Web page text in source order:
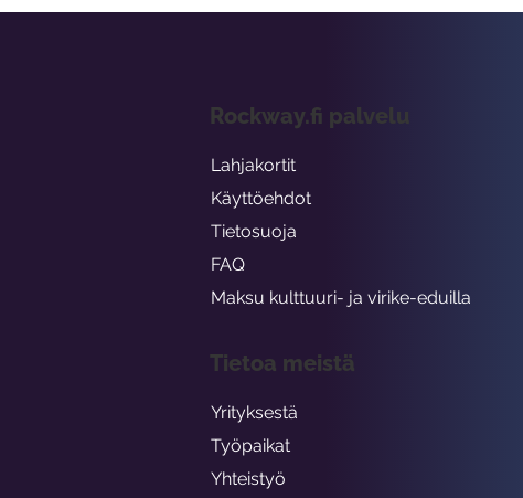
Rockway.fi palvelu
Lahjakortit
Käyttöehdot
Tietosuoja
FAQ
Maksu kulttuuri- ja virike-eduilla
Tietoa meistä
Yrityksestä
Työpaikat
Yhteistyö